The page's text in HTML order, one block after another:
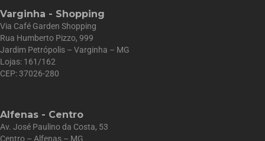
Varginha - Shopping
Via Café Garden Shopping
Rua Humberto Pizzo, 999
Jardim Petrópolis – Varginha – MG
Lojas: 161/162
CEP: 37026-280
Alfenas - Centro
Av. José Paulino da Costa, 53
Centro – Alfenas – MG